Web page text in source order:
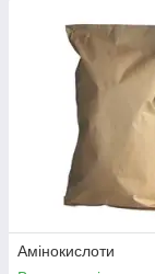
Амінокислоти